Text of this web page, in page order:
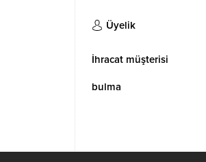
Üyelik
İhracat müşterisi
bulma